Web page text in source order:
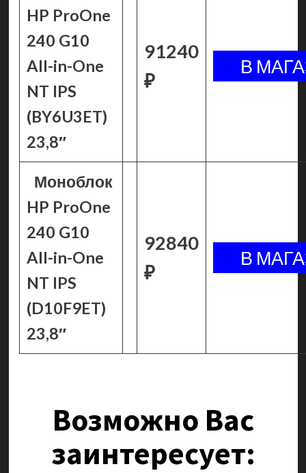
HP ProOne
240 G10
All-in-One
NT IPS
(BY6U3ET)
23,8″
91240
₽
Моноблок
HP ProOne
240 G10
All-in-One
NT IPS
(D10F9ET)
23,8″
92840
₽
Возможно Вас
заинтересует: